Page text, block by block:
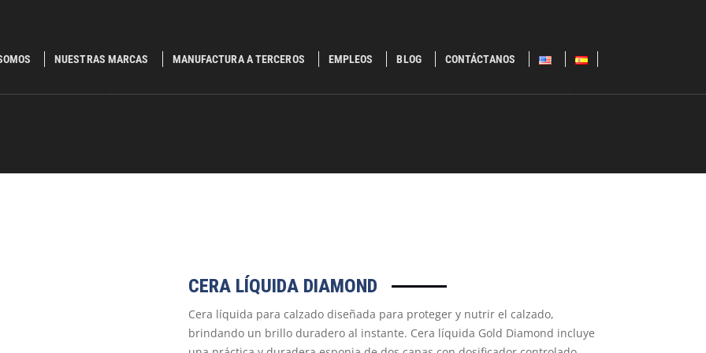
NUESTRAS MARCAS MANUFACTURA A TERCEROS EMPLEOS BLOG CONTÁCTANOS
CERA LÍQUIDA DIAMOND
Cera líquida para calzado diseñada para proteger y nutrir el calzado,
brindando un brillo duradero al instante. Cera líquida Gold Diamond incluye